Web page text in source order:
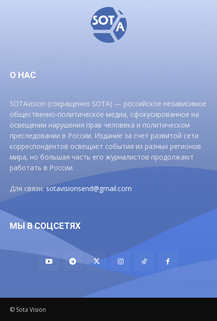
О НАС
SOTAvision (сокращенно SOTA) — российское независимое
общественно-политическое медиа, сфокусированное на
освещении нарушения прав человека и политическом
преследовании в России. Издание за счет развитой сети
корреспондентов освещает события из разных регионов
мира, но большая часть его журналистов продолжают
работать в России.
Для связи:sotavisionsend@gmail.com
МЫ В СОЦСЕТЯХ
© Sota Vision